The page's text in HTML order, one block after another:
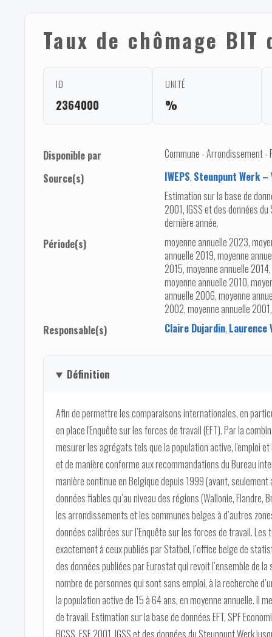
Taux de chômage BIT
ID
2364000
UNITÉ
%
Disponible par
Commune - Arrondissement -
Source(s)
IWEPS, Steunpunt Werk
Estimation sur la base de
2001, IGSS et des données
dernière année.
Période(s)
moyenne annuelle 2023,
annuelle 2019, moyenne
2015, moyenne annuelle
moyenne annuelle 2010,
annuelle 2006, moyenne
2002, moyenne annuelle
Responsable(s)
Claire Dujardin, Laurence
Définition
Afin de permettre les comparaisons internationales, en
en place l'Enquête sur les forces de travail (EFT). Par la
mesurer les agrégats tels que la population active, l'emploi
et de manière conforme aux recommandations du Bureau
manière continue en Belgique depuis 1999 (avant,
données fiables qu’au niveau des régions (Wallonie, Flandre,
les arrondissements et les communes belges à d’autres
données calibrées sur l’Enquête sur les forces de travail.
exactement à ceux publiés par Statbel, l’office belge de
des données publiées par Eurostat qui revoit l’ensemble de
nombre de personnes qui sont sans emploi, à la recherche
la population active de 15 à 64 ans, en moyenne annuelle. Il
de travail. Estimation sur la base de données EFT, SPF